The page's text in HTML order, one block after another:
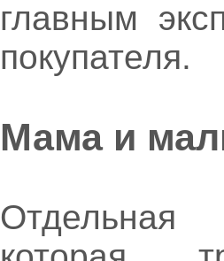
главным
покупателя.
Мама и
Отдельная